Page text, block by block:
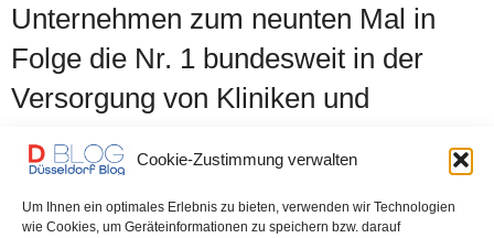
Cookie-Zustimmung verwalten
Um Ihnen ein optimales Erlebnis zu bieten, verwenden wir Technologien
wie Cookies, um Geräteinformationen zu speichern bzw. darauf
Unternehmen zum neunten Mal in
Folge die Nr. 1 bundesweit in der
Versorgung von Kliniken und
Krankenhäusern
Folge ist…